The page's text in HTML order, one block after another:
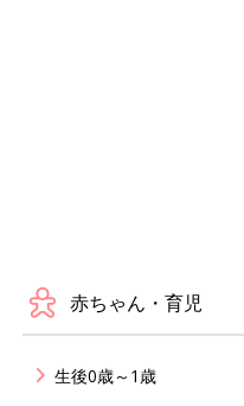
赤ちゃん・育児
生後0歳～1歳